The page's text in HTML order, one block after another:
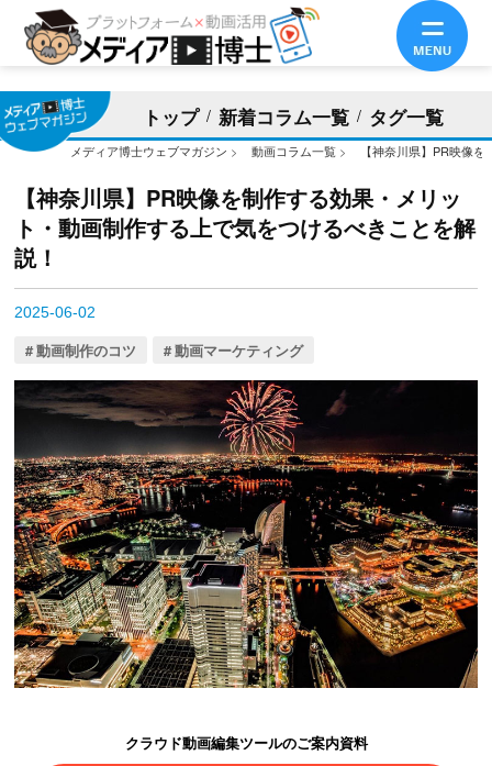
トップ 新着コラム一覧 タグ一覧
メディア博士ウェブマガジン > 動画コラム一覧 > 【神奈川県】PR映像
【神奈川県】PR映像を制作する効果・メリッ
ト・動画制作する上で気をつけるべきことを解
説！
2025-06-02
動画制作のコツ 動画マーケティング
クラウド動画編集ツールのご案内資料